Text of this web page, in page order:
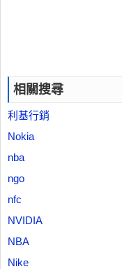
相關搜尋
利基行銷
Nokia
nba
ngo
nfc
NVIDIA
NBA
Nike